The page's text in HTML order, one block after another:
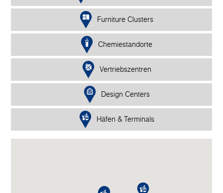
Furniture Clusters
Chemiestandorte
Vertriebszentren
Design Centers
Häfen & Terminals